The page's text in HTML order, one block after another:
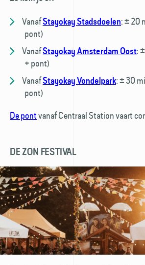
VanafStayokay Stadsdoelen:± 20
pont)
VanafStayokay Amsterdam Oost:
+ pont)
VanafStayokay Vondelpark:± 30
pont)
De pontvanaf Centraal Station vaart
DE ZON FESTIVAL